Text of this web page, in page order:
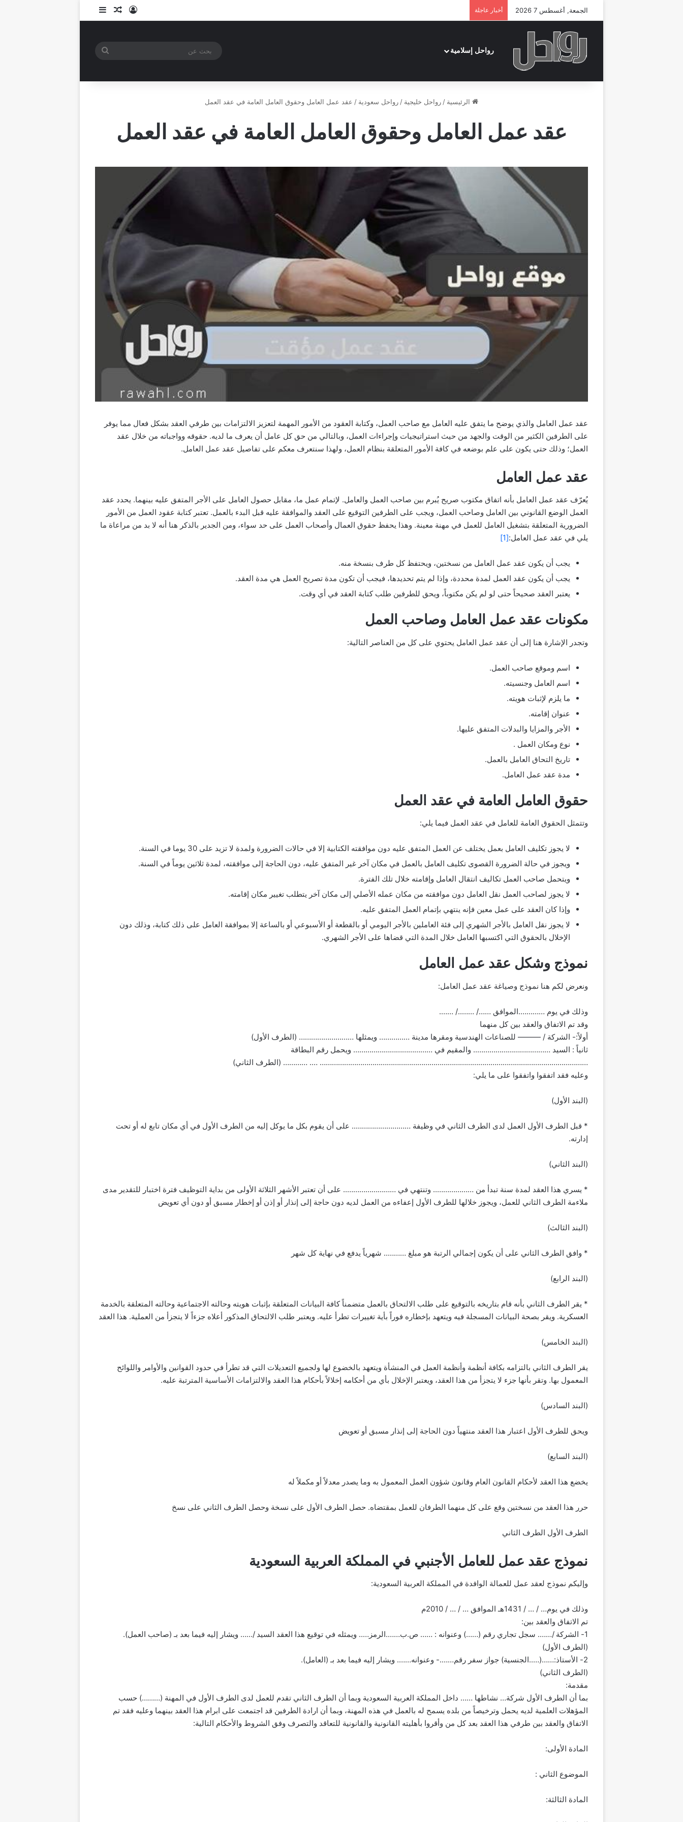
الجمعة, أغسطس 7 2026 أخبار عاجلة تسجيل الدخول
مقال عشوائي
إضافة عمود جانبي
رواحل إسلامية
بحث
الرئيسية / رواحل خليجية / رواحل سعودية / عقد عمل العامل وحقوق العامل العامة في عقد العمل
عقد عمل العامل وحقوق العامل العامة في عقد العمل
عقد عمل العامل والذي يوضح ما يتفق عليه العامل مع صاحب العمل، وكتابة العقود من الأمور المهمة لتعزيز الالتزامات بين طرفي العقد بشكل فعال مما يوفر
على الطرفين الكثير من الوقت والجهد من حيث استراتيجيات وإجراءات العمل، وبالتالي من حق كل عامل أن يعرف ما لديه. حقوقه وواجباته من خلال عقد
العمل؛ وذلك حتى يكون على علم بوضعه في كافة الأمور المتعلقة بنظام العمل، ولهذا سنتعرف معكم على تفاصيل عقد عمل العامل.
عقد عمل العامل
يُعرّف عقد عمل العامل بأنه اتفاق مكتوب صريح يُبرم بين صاحب العمل والعامل. لإتمام عمل ما، مقابل حصول العامل على الأجر المتفق عليه بينهما. يحدد عقد
العمل الوضع القانوني بين العامل وصاحب العمل، ويجب على الطرفين التوقيع على العقد والموافقة عليه قبل البدء بالعمل. تعتبر كتابة عقود العمل من الأمور
الضرورية المتعلقة بتشغيل العامل للعمل في مهنة معينة. وهذا يحفظ حقوق العمال وأصحاب العمل على حد سواء، ومن الجدير بالذكر هنا أنه لا بد من مراعاة ما
يلي في عقد عمل العامل:[1]
يجب أن يكون عقد عمل العامل من نسختين، ويحتفظ كل طرف بنسخة منه.
يجب أن يكون عقد العمل لمدة محددة، وإذا لم يتم تحديدها، فيجب أن تكون مدة تصريح العمل هي مدة العقد.
يعتبر العقد صحيحاً حتى لو لم يكن مكتوباً، ويحق للطرفين طلب كتابة العقد في أي وقت.
مكونات عقد عمل العامل وصاحب العمل
وتجدر الإشارة هنا إلى أن عقد عمل العامل يحتوي على كل من العناصر التالية:
اسم وموقع صاحب العمل.
اسم العامل وجنسيته.
ما يلزم لإثبات هويته.
عنوان إقامته.
الأجر والمزايا والبدلات المتفق عليها.
نوع ومكان العمل .
تاريخ التحاق العامل بالعمل.
مدة عقد عمل العامل.
حقوق العامل العامة في عقد العمل
وتتمثل الحقوق العامة للعامل في عقد العمل فيما يلي:
لا يجوز تكليف العامل بعمل يختلف عن العمل المتفق عليه دون موافقته الكتابية إلا في حالات الضرورة ولمدة لا تزيد على 30 يوما في السنة.
ويجوز في حالة الضرورة القصوى تكليف العامل بالعمل في مكان آخر غير المتفق عليه، دون الحاجة إلى موافقته، لمدة ثلاثين يوماً في السنة.
ويتحمل صاحب العمل تكاليف انتقال العامل وإقامته خلال تلك الفترة.
لا يجوز لصاحب العمل نقل العامل دون موافقته من مكان عمله الأصلي إلى مكان آخر يتطلب تغيير مكان إقامته.
وإذا كان العقد على عمل معين فإنه ينتهي بإتمام العمل المتفق عليه.
لا يجوز نقل العامل بالأجر الشهري إلى فئة العاملين بالأجر اليومي أو بالقطعة أو الأسبوعي أو بالساعة إلا بموافقة العامل على ذلك كتابة، وذلك دون
الإخلال بالحقوق التي اكتسبها العامل خلال المدة التي قضاها على الأجر الشهري.
نموذج وشكل عقد عمل العامل
ونعرض لكم هنا نموذج وصياغة عقد عمل العامل:
وذلك في يوم ………….الموافق ……/ ……../ …….
وقد تم الاتفاق والعقد بين كل منهما
أولاً:- الشركة / ——— للصناعات الهندسية ومقرها مدينة …………… ويمثلها ……………………… (الطرف الأول)
ثانياً : السيد ……………………………….. والمقيم في ………………………………… ويحمل رقم البطاقة
…………………………………………………………………………………………………………………… …. ………… (الطرف الثاني)
وعليه فقد اتفقوا واتفقوا على ما يلي:
(البند الأول)
* قبل الطرف الأول العمل لدى الطرف الثاني في وظيفة ……………………….. على أن يقوم بكل ما يوكل إليه من الطرف الأول في أي مكان تابع له أو تحت
إدارته.
(البند الثاني)
* يسري هذا العقد لمدة سنة تبدأ من ……………….. وتنتهي في …………………….. على أن تعتبر الأشهر الثلاثة الأولى من بداية التوظيف فترة اختبار للتقدير مدى
ملاءمة الطرف الثاني للعمل، ويجوز خلالها للطرف الأول إعفاءه من العمل لديه دون حاجة إلى إنذار أو إذن أو إخطار مسبق أو دون أي تعويض
(البند الثالث)
* وافق الطرف الثاني على أن يكون إجمالي الرتبة هو مبلغ ……….. شهرياً يدفع في نهاية كل شهر
(البند الرابع)
* يقر الطرف الثاني بأنه قام بتاريخه بالتوقيع على طلب الالتحاق بالعمل متضمناً كافة البيانات المتعلقة بإثبات هويته وحالته الاجتماعية وحالته المتعلقة بالخدمة
العسكرية. ويقر بصحة البيانات المسجلة فيه ويتعهد بإخطاره فوراً بأية تغييرات تطرأ عليه. ويعتبر طلب الالتحاق المذكور أعلاه جزءاً لا يتجزأ من العملية. هذا العقد
(البند الخامس)
يقر الطرف الثاني بالتزامه بكافة أنظمة وأنظمة العمل في المنشأة ويتعهد بالخضوع لها ولجميع التعديلات التي قد تطرأ في حدود القوانين والأوامر واللوائح
المعمول بها. وتقر بأنها جزء لا يتجزأ من هذا العقد، ويعتبر الإخلال بأي من أحكامه إخلالاً بأحكام هذا العقد والالتزامات الأساسية المترتبة عليه.
(البند السادس)
ويحق للطرف الأول اعتبار هذا العقد منتهياً دون الحاجة إلى إنذار مسبق أو تعويض
(البند السابع)
يخضع هذا العقد لأحكام القانون العام وقانون شؤون العمل المعمول به وما يصدر معدلاً أو مكملاً له
حرر هذا العقد من نسختين وقع على كل منهما الطرفان للعمل بمقتضاه. حصل الطرف الأول على نسخة وحصل الطرف الثاني على نسخ
الطرف الأول الطرف الثاني
نموذج عقد عمل للعامل الأجنبي في المملكة العربية السعودية
وإليكم نموذج لعقد عمل للعمالة الوافدة في المملكة العربية السعودية:
وذلك في يوم… / … / 1431هـ الموافق … / … / 2010م
تم الاتفاق والعقد بين:
1- الشركة /……. سجل تجاري رقم (……) وعنوانه : …… ص.ب…….الرمز….. ويمثله في توقيع هذا العقد السيد /…… ويشار إليه فيما بعد بـ (صاحب العمل).
(الطرف الأول)
2- الأستاذ:……(…..الجنسية) جواز سفر رقم…….- وعنوانه……. ويشار إليه فيما بعد بـ (العامل).
(الطرف الثاني)
مقدمة:
بما أن الطرف الأول شركة… نشاطها …… داخل المملكة العربية السعودية وبما أن الطرف الثاني تقدم للعمل لدى الطرف الأول في المهنة (………) حسب
المؤهلات العلمية لديه يحمل وترخيصاً من بلده يسمح له بالعمل في هذه المهنة، وبما أن ارادة الطرفين قد اجتمعت على ابرام هذا العقد بينهما وعليه فقد تم
الاتفاق والعقد بين طرفي هذا العقد بعد كل من وأقروا بأهليته القانونية والقانونية للتعاقد والتصرف وفق الشروط والأحكام التالية:
المادة الأولى:
الموضوع الثاني :
المادة الثالثة: